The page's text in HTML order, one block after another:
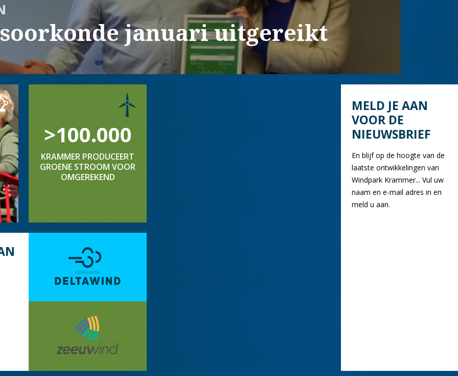
januari uitgereikt
>100.000
KRAMMER PRODUCEERT
GROENE STROOM VOOR
OMGEREKEND
MELD JE AAN
VOOR DE
NIEUWSBRIEF
En blijf op de hoogte van de
laatste ontwikkelingen van
Windpark Krammer... Vul uw
naam en e-mail adres in en
meld u aan.